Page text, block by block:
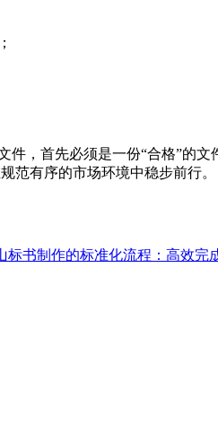
，首先必须是一份“合格”的
范有序的市场环境中稳步前行。
标书制作的标准化流程：高效完